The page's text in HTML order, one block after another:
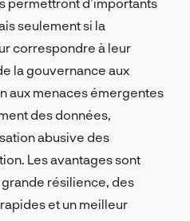
seulement si la
correspondre à leur
la gouvernance aux
aux menaces émergentes
des données,
abusive des
Les avantages sont
résilience, des
et un meilleur